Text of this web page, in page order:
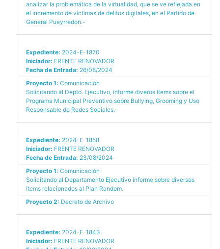
analizar la problemática de la virtualidad, que se ve reflejada en
el incremento de víctimas de delitos digitales, en el Partido de
General Pueyrredon.-
Expediente: 2024-E-1870
Iniciador: FRENTE RENOVADOR
Fecha de Entrada: 26/08/2024
Proyecto 1: Comunicación
Solicitando al Depto. Ejecutivo, informe diveros ítems sobre el
Programa Municipal Preventivo sobre Bullying, Grooming y Uso
Responsable de Redes Sociales.-
Expediente: 2024-E-1858
Iniciador: FRENTE RENOVADOR
Fecha de Entrada: 23/08/2024
Proyecto 1: Comunicación
Solicitando al Departamento Ejecutivo informe sobre diversos
ítems relacionados al Plan Random.
Proyecto 2: Decreto de Archivo
Expediente: 2024-E-1843
Iniciador: FRENTE RENOVADOR